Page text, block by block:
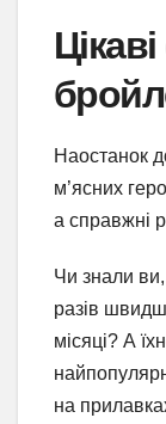
Наостанок
м’ясних
а справжні
Чи знали
разів
місяці? А
на